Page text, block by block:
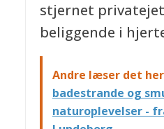
stjernet
beliggende i
Andre læser det
badestrande og
naturoplevelser -